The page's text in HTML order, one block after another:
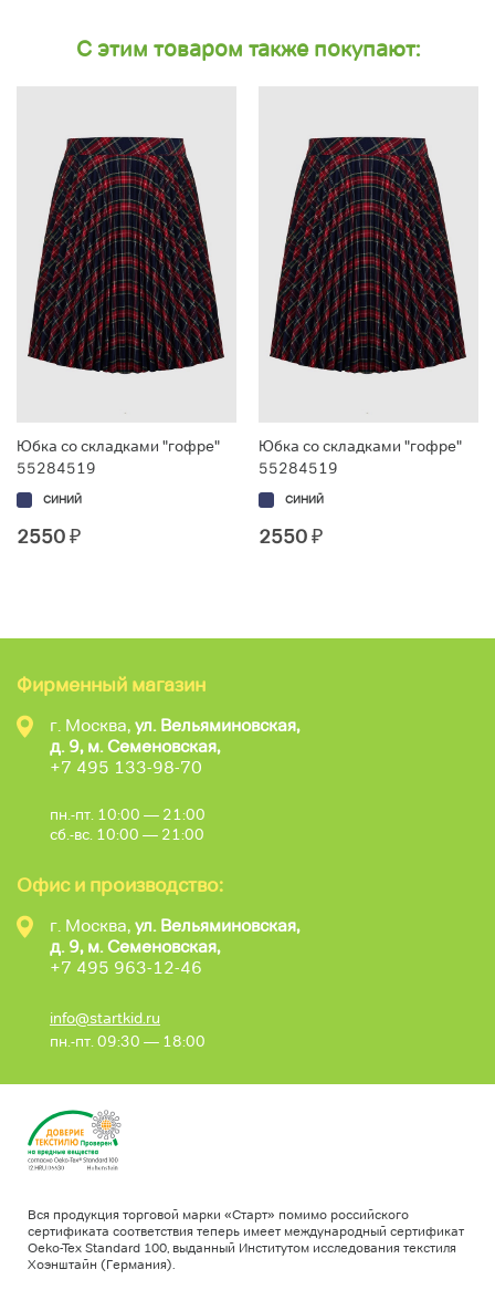
С этим товаром также покупают:
Юбка со складками "гофре"
55284519
СИНИЙ
2550₽
Юбка со складками "гофре"
55284519
СИНИЙ
2550₽
Фирменный магазин
г. Москва, ул. Вельяминовская,
д. 9, м. Семеновская,
+7 495 133-98-70
пн.-пт. 10:00 — 21:00
сб.-вс. 10:00 — 21:00
Офис и производство:
г. Москва, ул. Вельяминовская,
д. 9, м. Семеновская,
+7 495 963-12-46
info@startkid.ru
пн.-пт. 09:30 — 18:00
Вся продукция торговой марки «Старт» помимо российского
сертификата соответствия теперь имеет международный сертификат
Oeko-Tex Standard 100, выданный Институтом исследования текстиля
Хоэнштайн (Германия).